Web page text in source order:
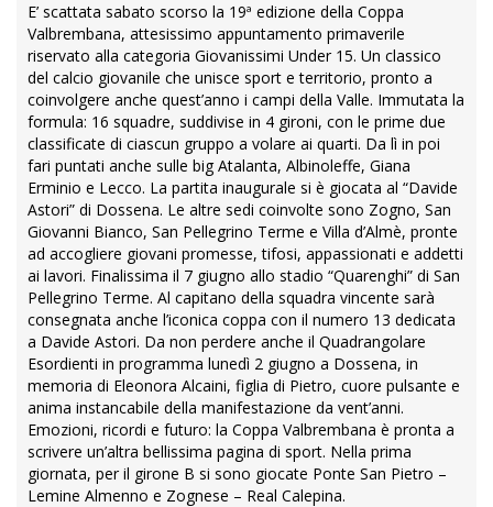
E’ scattata sabato scorso la 19ª edizione della Coppa
Valbrembana, attesissimo appuntamento primaverile
riservato alla categoria Giovanissimi Under 15. Un classico
del calcio giovanile che unisce sport e territorio, pronto a
coinvolgere anche quest’anno i campi della Valle. Immutata la
formula: 16 squadre, suddivise in 4 gironi, con le prime due
classificate di ciascun gruppo a volare ai quarti. Da lì in poi
fari puntati anche sulle big Atalanta, Albinoleffe, Giana
Erminio e Lecco. La partita inaugurale si è giocata al “Davide
Astori” di Dossena. Le altre sedi coinvolte sono Zogno, San
Giovanni Bianco, San Pellegrino Terme e Villa d’Almè, pronte
ad accogliere giovani promesse, tifosi, appassionati e addetti
ai lavori. Finalissima il 7 giugno allo stadio “Quarenghi” di San
Pellegrino Terme. Al capitano della squadra vincente sarà
consegnata anche l’iconica coppa con il numero 13 dedicata
a Davide Astori. Da non perdere anche il Quadrangolare
Esordienti in programma lunedì 2 giugno a Dossena, in
memoria di Eleonora Alcaini, figlia di Pietro, cuore pulsante e
anima instancabile della manifestazione da vent’anni.
Emozioni, ricordi e futuro: la Coppa Valbrembana è pronta a
scrivere un’altra bellissima pagina di sport. Nella prima
giornata, per il girone B si sono giocate Ponte San Pietro –
Lemine Almenno e Zognese – Real Calepina.